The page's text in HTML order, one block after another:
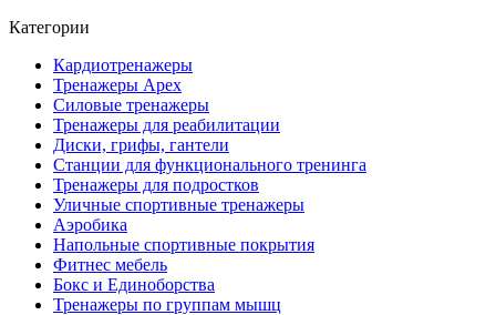
Категории
Кардиотренажеры
Тренажеры Apex
Силовые тренажеры
Тренажеры для реабилитации
Диски, грифы, гантели
Станции для функционального тренинга
Тренажеры для подростков
Уличные спортивные тренажеры
Аэробика
Напольные спортивные покрытия
Фитнес мебель
Бокс и Единоборства
Тренажеры по группам мышц